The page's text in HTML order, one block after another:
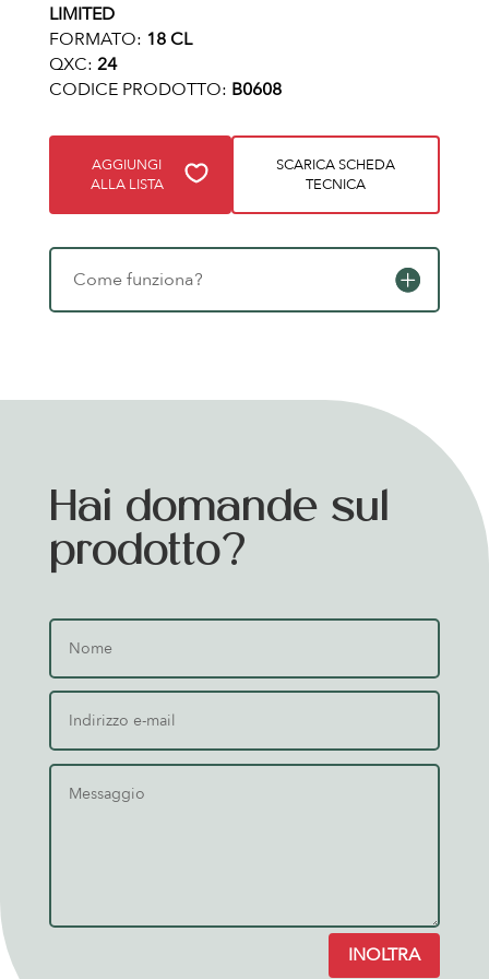
LIMITED
FORMATO: 18 CL
QXC: 24
CODICE PRODOTTO: B0608
AGGIUNGI
ALLA LISTA
SCARICA SCHEDA
TECNICA
Come funziona?
Hai domande sul
prodotto?
INOLTRA